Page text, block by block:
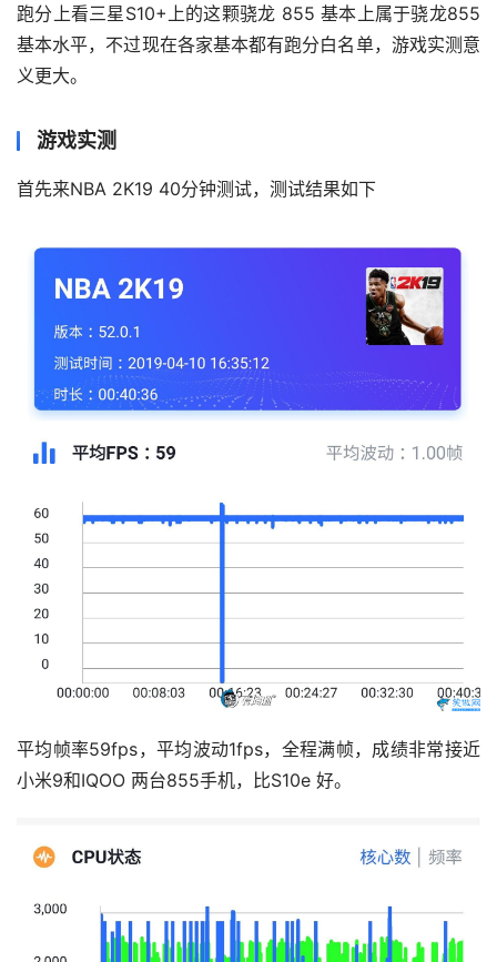
跑分上看三星S10+上的这颗骁龙 855 基本上属于骁龙855
基本水平，不过现在各家基本都有跑分白名单，游戏实测意
义更大。
游戏实测
首先来NBA 2K19 40分钟测试，测试结果如下
平均帧率59fps，平均波动1fps，全程满帧，成绩非常接近
小米9和IQOO 两台855手机，比S10e 好。